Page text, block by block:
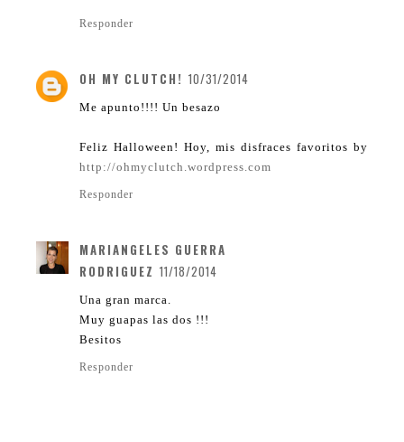
Responder
OH MY CLUTCH! 10/31/2014
Me apunto!!!! Un besazo
Feliz Halloween! Hoy, mis disfraces favoritos by
http://ohmyclutch.wordpress.com
Responder
MARIANGELES GUERRA
RODRIGUEZ 11/18/2014
Una gran marca.
Muy guapas las dos !!!
Besitos
Responder